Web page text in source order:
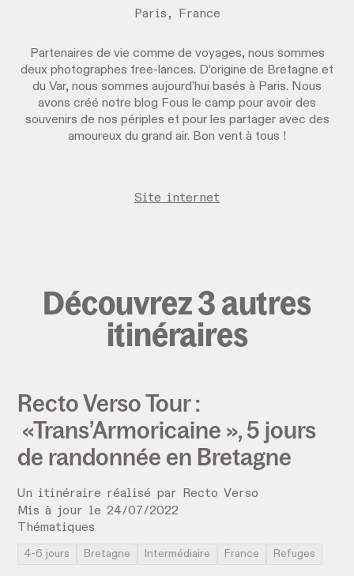
Paris, France
Partenaires de vie comme de voyages, nous sommes
deux photographes free-lances. D’origine de Bretagne et
du Var, nous sommes aujourd’hui basés à Paris. Nous
avons créé notre blog Fous le camp pour avoir des
souvenirs de nos périples et pour les partager avec des
amoureux du grand air. Bon vent à tous !
Site internet
Découvrez 3 autres
itinéraires
Recto Verso Tour :
«Trans’Armoricaine », 5 jours
de randonnée en Bretagne
Un itinéraire réalisé par
Recto Verso
Mis à jour le24/07/2022
Thématiques
4-6 jours Bretagne Intermédiaire France Refuges